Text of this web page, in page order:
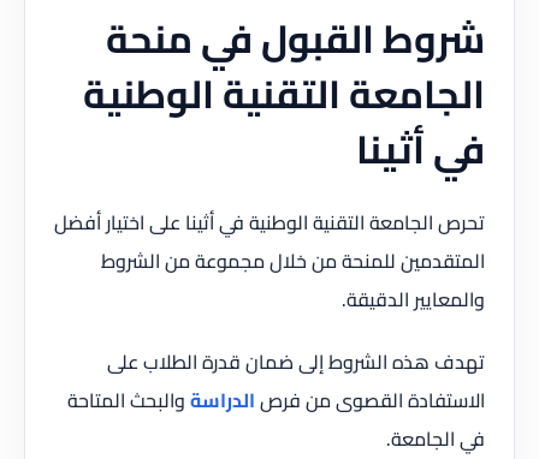
شروط القبول في منحة
الجامعة التقنية الوطنية
في أثينا
تحرص الجامعة التقنية الوطنية في أثينا على اختيار أفضل
المتقدمين للمنحة من خلال مجموعة من الشروط
والمعايير الدقيقة.
تهدف هذه الشروط إلى ضمان قدرة الطلاب على
الاستفادة القصوى من فرصالدراسةوالبحث المتاحة
في الجامعة.